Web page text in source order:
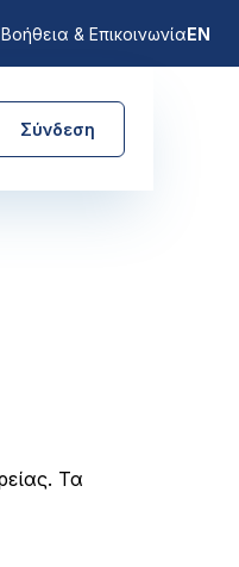
Βοήθεια & ΕπικοινωνίαEN
Σύνδεση
Τα